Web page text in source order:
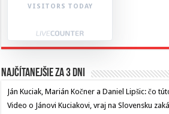
VISITORS TODAY
Najčítanejšie za 3 dni
Ján Kuciak, Marián Kočner a Daniel Lipšic: čo
Video o Jánovi Kuciakovi, vraj na Slovensku